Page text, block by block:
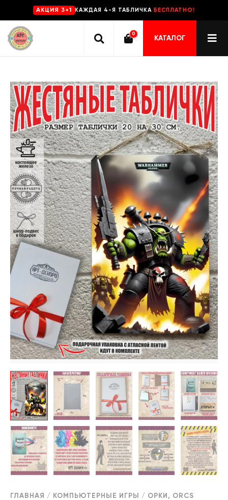
AKЦИЯ 3+1 КАЖДАЯ 4-Я ТАБЛИЧКА БЕСПЛАТНО!
0
КАТАЛОГ
ГЛАВНАЯ / КОМПЬЮТЕРНЫЕ ИГРЫ
/ ОРКИ, ORCS